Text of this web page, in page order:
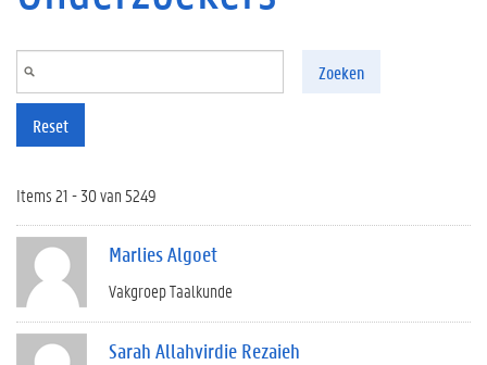
Zoeken
Reset
Items 21 - 30 van 5249
Marlies Algoet
Vakgroep Taalkunde
Sarah Allahvirdie Rezaieh